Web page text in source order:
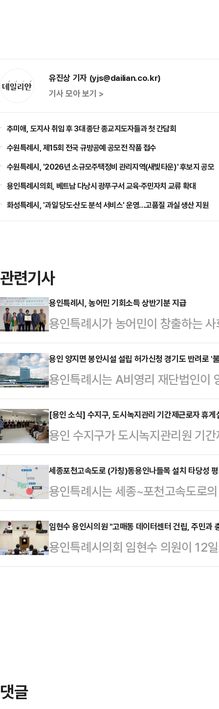
유진상 기자 (yjs@dailian.co.kr)
기사 모아 보기 >
추미애, 도지사 취임 후 3대 종단 종교지도자들과 첫 간담회
수원특례시, 제15회 전국 규방공예 공모전 작품 접수
수원특례시, '2026년 소규모주택정비 관리지역(새빛타운)' 후보지 공모
용인특례시의회, 베트남 다낭시 광푸구서 교육·주민자치 교류 확대
화성특례시, '과일 당도·산도 분석 서비스' 운영…고품질 과실 생산 지원
관련기사
용인특례시, 농어민 기회소득 상반기분 지급
용인특례시가 농어민이 창출하는
민 기회소득' 상반기분을 지난 13
청년 농어민 △친환경 농축수산물
이내 농어민에게는 월 15만 원씩
며, 그 외 일반 농어민에게는 월 5
기분으로 지급된 농어민 기회소득
매장과 지역 농축협 매장에서 사용
30일까지…
용인 양지면 봉안시설 설립 허가신청 경기도 반려로 '
용인특례시는 A비영리 재단법인이
안시설(봉안당) 설립과 관련해 시
함에 따라 설립 불가 결정이 내려
적 2만4681㎡에 지상 4층 규모로
봉안시설 설치를 목적으로 하는 민
지가 양지 사거리 인근 주거지역과
정지와 인접해 있는 점 등으로 인해
주민 1800여 …
[용인 소식] 수지구, 도시녹지관리 기간제근로자 휴게
용인 수지구가 도시녹지관리원 기
쉴 수 있도록 휴게시설 개보수 공사
자 휴게시설에 대한 실태조사를 실
확보하여 올해 리모델링 공사를 추
고려한 이번 개보수를 통해 노후화
전면 개편하고, 냉난방기 및 휴게용
높였다.화장실은 대변기, 소변기,
고, 샤워실은 별도의 탈…
세종포천고속도로 (가칭)동용인나들목 설치 타당성
용인특례시는 세종~포천고속도로
의 타당성 평가를 통과해 사업 추진
가의 경제성 분석 결과 비용 대비
의 타당성이 공식적으로 확인된 셈
정성 검토에서는 B/C값이 1.13으
임현수 용인시의원 "고매동 데이터센터 건립, 주민과
용인특례시의회 임현수 의원이 12
분 자유발언을 통해 고매동(기흥동
댓글